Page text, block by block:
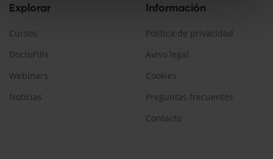
Explorar
Cursos
DoctoPills
Webinars
Noticias
Información
Política de privacidad
Aviso legal
Cookies
Preguntas frecuentes
Contacto